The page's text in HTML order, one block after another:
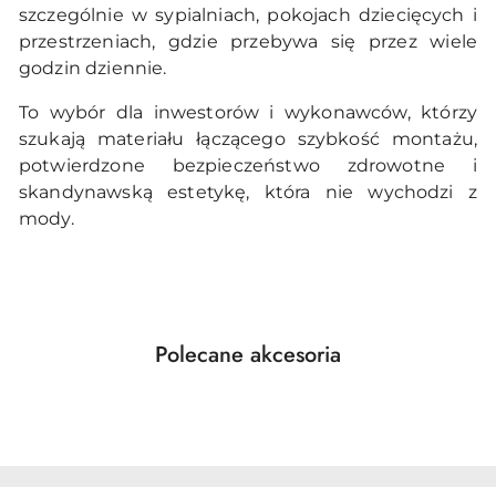
szczególnie w sypialniach, pokojach dziecięcych i
przestrzeniach, gdzie przebywa się przez wiele
godzin dziennie.
To wybór dla inwestorów i wykonawców, którzy
szukają materiału łączącego szybkość montażu,
potwierdzone bezpieczeństwo zdrowotne i
skandynawską estetykę, która nie wychodzi z
mody.
Pomiń karuzelę produktów
Produkty
Polecane akcesoria